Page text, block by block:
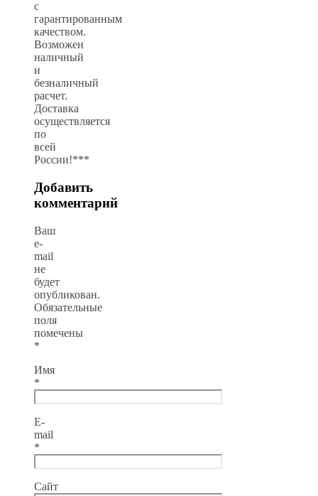
с
гарантированным
качеством.
Возможен
наличный
и
безналичный
расчет.
Доставка
осуществляется
по
всей
России!***
Добавить
комментарий
Ваш
e-
mail
не
будет
опубликован.
Обязательные
поля
помечены
*
Имя
*
E-
mail
*
Сайт